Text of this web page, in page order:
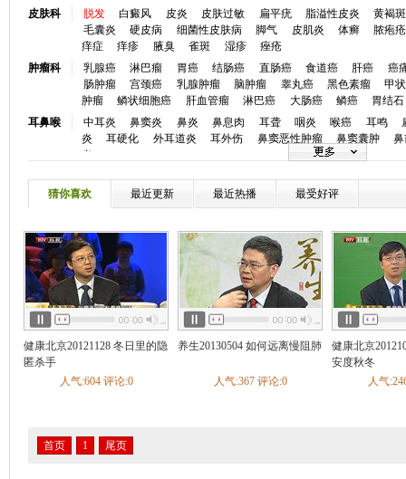
皮肤科
脱发 白癜风 皮炎 皮肤过敏 扁平疣 脂溢性皮炎
黄褐斑
毛囊炎
硬皮病 细菌性皮肤病 脚气 皮肌炎 体癣
脓疱疮
痒症
痒疹 腋臭 雀斑 湿疹
痤疮
肿瘤科
乳腺癌 淋巴瘤 胃癌 结肠癌 直肠癌 食道癌 肝癌
癌
肠肿瘤
宫颈癌 乳腺肿瘤 脑肿瘤 睾丸癌 黑色素瘤
甲
肿瘤
鳞状细胞癌 肝血管瘤 淋巴癌 大肠癌 鳞癌
胃结石
耳鼻喉
中耳炎 鼻窦炎 鼻炎 鼻息肉 耳聋 咽炎 喉癌 耳鸣
炎
耳硬化 外耳道炎 耳外伤 鼻窦恶性肿瘤 鼻窦囊肿
炎
眼科
白内障 青光眼 视网膜脱落 斜视 近视 眼底病 弱视
炎
角膜病 干眼症 麦粒肿 小儿斜视 眼睑炎症
心血管
冠心病 高血压 心律失常 房颤 心衰 心肌炎
先天性心
血
高血脂 心脏神经官能症 动脉粥样硬化
主肺
慢性心衰
心脏骤停 窦性心律不齐 颈动脉狭窄 静脉曲张
神经内
脑梗塞 癫痫 帕金森 头晕 失眠 脑供血不足
痴
瘫
三叉神经痛 失语 嗜睡症 脑动脉硬化 周期性瘫痪
消化科
胰腺炎反流性食管炎 消化道出血 肠炎 结肠炎 消化不良
慢性浅表性胃炎 胃炎
不良
酒精肝 胃下垂 自身免疫性肝炎
慢性胰腺炎
呼吸科
哮喘 肺炎
猜你喜欢 最近更新 最近热播 最受好评
健康北京20121128 冬日里的隐
匿杀手
人气:604 评论:0
养生20130504 如何远离慢阻肺
人气:367 评论:0
健康北京
安度秋冬
人气
首页 1 尾页